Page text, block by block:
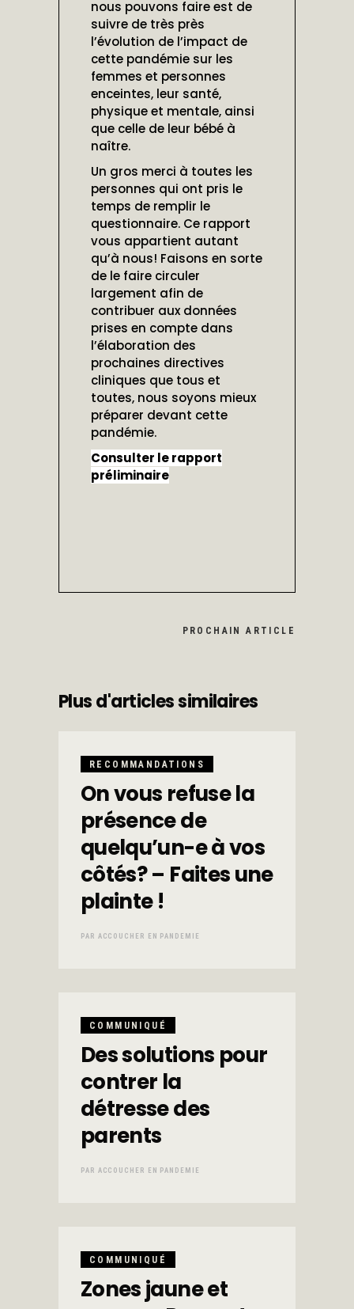
nous pouvons faire est de
suivre de très près
l’évolution de l’impact de
cette pandémie sur les
femmes et personnes
enceintes, leur santé,
physique et mentale, ainsi
que celle de leur bébé à
naître.
Un gros merci à toutes les
personnes qui ont pris le
temps de remplir le
questionnaire. Ce rapport
vous appartient autant
qu’à nous! Faisons en sorte
de le faire circuler
largement afin de
contribuer aux données
prises en compte dans
l’élaboration des
prochaines directives
cliniques que tous et
toutes, nous soyons mieux
préparer devant cette
pandémie.
Consulter le rapport
préliminaire
PROCHAIN ARTICLE
Plus d'articles similaires
RECOMMANDATIONS
On vous refuse la
présence de
quelqu’un-e à vos
côtés? – Faites une
plainte !
PAR ACCOUCHER EN PANDEMIE
COMMUNIQUÉ
Des solutions pour
contrer la
détresse des
parents
PAR ACCOUCHER EN PANDEMIE
COMMUNIQUÉ
Zones jaune et